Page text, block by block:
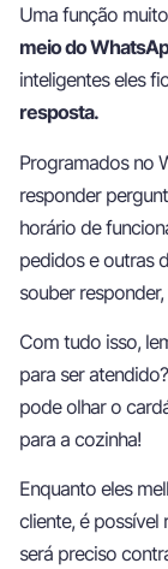
Uma função
meio do
inteligentes eles
resposta.
Programados no
responder
horário de
pedidos e outras
souber
Com tudo isso,
para ser
pode olhar o
para a cozinha!
Enquanto eles
cliente, é possível
será preciso